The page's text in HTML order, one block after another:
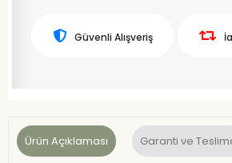
Güvenli Alışveriş
Ürün Açıklaması Garanti ve